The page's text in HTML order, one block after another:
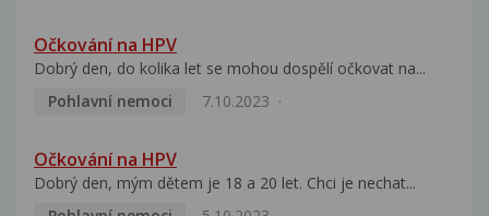
Očkování na HPV
Dobrý den, do kolika let se mohou dospělí očkovat na...
Pohlavní nemoci
7.10.2023
Očkování na HPV
Dobrý den, mým dětem je 18 a 20 let. Chci je nechat...